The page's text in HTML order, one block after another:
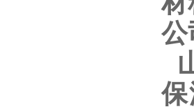
公